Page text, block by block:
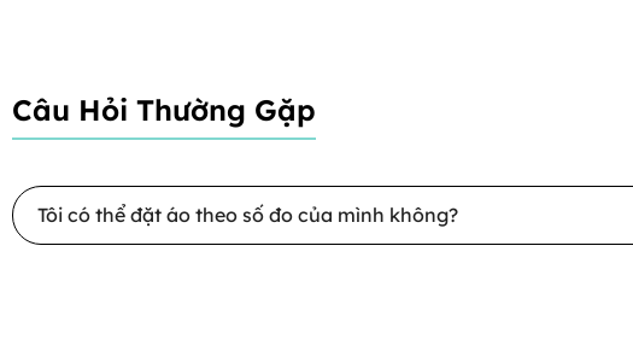
Câu Hỏi Thường Gặp
Tôi có thể đặt áo theo số đo của mình không?